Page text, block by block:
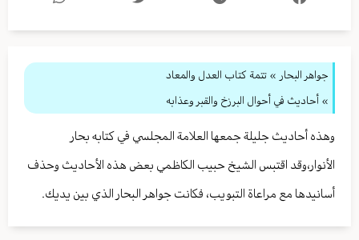
جواهر البحار » تتمة كتاب العدل والمعاد
» أحاديث في أحوال البرزخ والقبر وعذابه
وهذه أحاديث جليلة جمعها العلامة المجلسي في كتابه بحار
الأنوار،وقد اقتبس الشيخ حبيب الكاظمي بعض هذه الأحاديث وحذف
أسانيدها مع مراعاة التبويب، فكانت جواهر البحار الذي بين يديك.